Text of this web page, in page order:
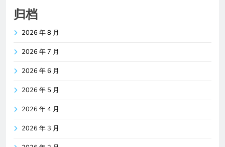
归档
2026 年 8 月
2026 年 7 月
2026 年 6 月
2026 年 5 月
2026 年 4 月
2026 年 3 月